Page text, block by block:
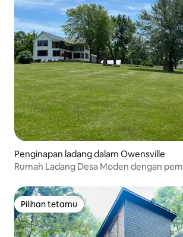
Penginapan ladang dalam Owensville
Rumah Ladang Desa Moden dengan
Pilihan tetamu
Pilihan tetamu